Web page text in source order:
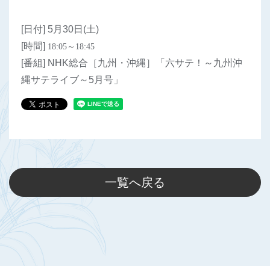
[日付] 5月30日(土)
[時間] 18:05 ～ 18:45
[番組] NHK総合［九州・沖縄］「六サテ！～九州沖
縄サテライブ～5月号」
一覧へ戻る